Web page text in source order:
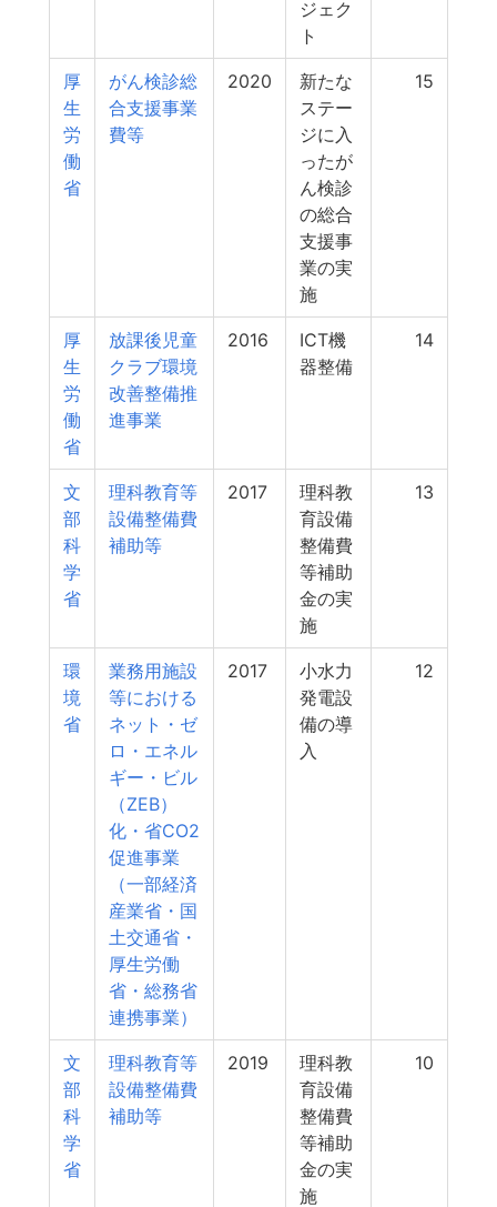
ジェク
ト
厚
生
労
働
省
がん検診総
合支援事業
費等
2020
新たな
ステー
ジに入
ったが
ん検診
の総合
支援事
業の実
施
15
厚
生
労
働
省
放課後児童
クラブ環境
改善整備推
進事業
2016
ICT機
器整備
14
文
部
科
学
省
理科教育等
設備整備費
補助等
2017
理科教
育設備
整備費
等補助
金の実
施
13
環
境
省
業務用施設
等における
ネット・ゼ
ロ・エネル
ギー・ビル
（ZEB）
化・省CO2
促進事業
（一部経済
産業省・国
土交通省・
厚生労働
省・総務省
連携事業）
2017
小水力
発電設
備の導
入
12
文
部
科
学
省
理科教育等
設備整備費
補助等
2019
理科教
育設備
整備費
等補助
金の実
施
10